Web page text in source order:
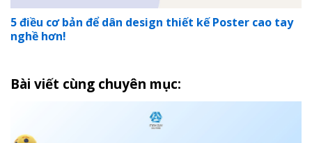
5 điều cơ bản để dân design thiết kế Poster cao tay
nghề hơn!
Bài viết cùng chuyên mục: